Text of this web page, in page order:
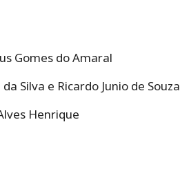
Gomes do Amaral
Silva e Ricardo Junio de Souza
Henrique